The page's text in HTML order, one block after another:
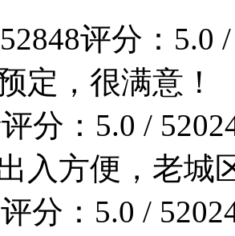
评分：5.0
定，很满意！
评分：5.0 / 5
入方便，老城
评分：5.0 / 5